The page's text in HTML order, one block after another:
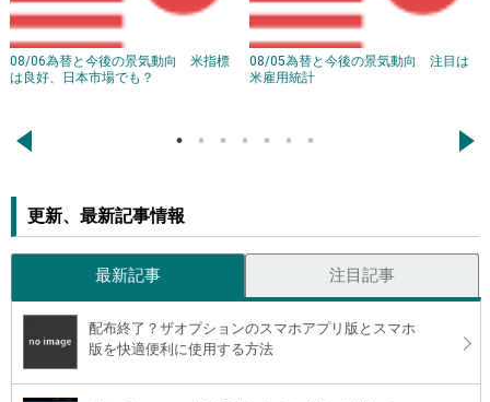
08/06為替と今後の景気動向 米指標
は良好、日本市場でも？
08/05為替と今後の景気動向 注目は
米雇用統計
← →
更新、最新記事情報
最新記事 注目記事
配布終了？ザオプションのスマホアプリ版とスマホ
版を快適便利に使用する方法